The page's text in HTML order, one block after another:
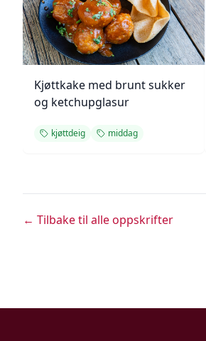
Kjøttkake med brunt sukker
og ketchupglasur
kjøttdeig middag
← Tilbake til alle oppskrifter